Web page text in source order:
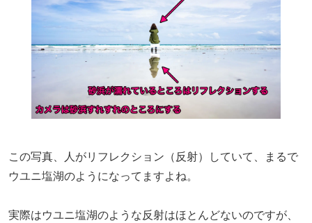
この写真、人がリフレクション（反射）していて、まるで
ウユニ塩湖のようになってますよね。
実際はウユニ塩湖のような反射はほとんどないのですが、